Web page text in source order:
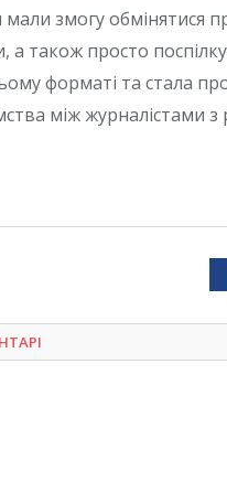
мали змогу обмінятися
а також просто
форматі та стала
між журналістами з